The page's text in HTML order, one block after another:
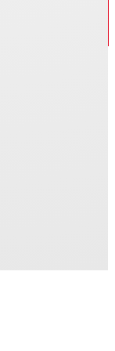
mit optimalen
zur Be- und
60 °C bei